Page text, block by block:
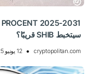
سيتخبط SHIB قريبًا؟
cryptopolitan.com 12 يونيو 2025 09:16, UTC